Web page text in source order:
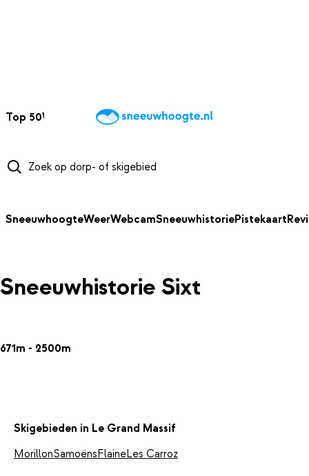
Top 50Webcams WintersportweerKaarten
SneeuwhoogteWeerWebcamSneeuwhistoriePistekaart
Sneeuwhistorie Sixt
671m - 2500m
Skigebieden in Le Grand Massif
MorillonSamoënsFlaineLes Carroz